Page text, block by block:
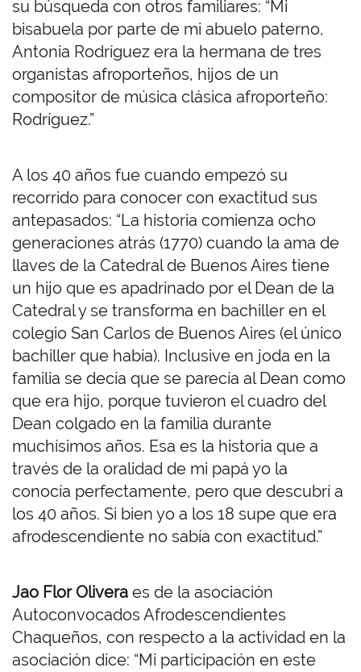
su búsqueda con otros familiares: “Mi
bisabuela por parte de mi abuelo paterno,
Antonia Rodríguez era la hermana de tres
organistas afroporteños, hijos de un
compositor de música clásica afroporteño:
Rodríguez.”
A los 40 años fue cuando empezó su
recorrido para conocer con exactitud sus
antepasados: “La historia comienza ocho
generaciones atrás (1770) cuando la ama de
llaves de la Catedral de Buenos Aires tiene
un hijo que es apadrinado por el Dean de la
Catedral y se transforma en bachiller en el
colegio San Carlos de Buenos Aires (el único
bachiller que había). Inclusive en joda en la
familia se decía que se parecía al Dean como
que era hijo, porque tuvieron el cuadro del
Dean colgado en la familia durante
muchísimos años. Esa es la historia que a
través de la oralidad de mi papá yo la
conocía perfectamente, pero que descubrí a
los 40 años. Si bien yo a los 18 supe que era
afrodescendiente no sabía con exactitud.”
Jao Flor Olivera es de la asociación
Autoconvocados Afrodescendientes
Chaqueños, con respecto a la actividad en la
asociación dice: “Mi participación en este